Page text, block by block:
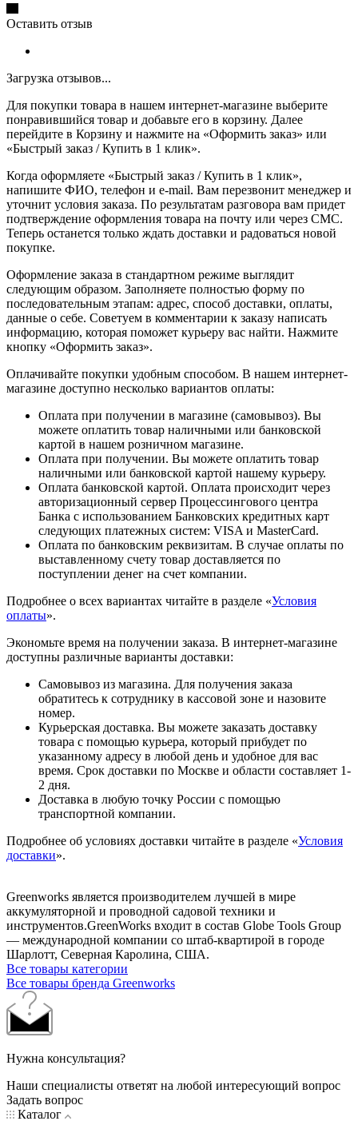
Оставить отзыв
Загрузка отзывов...
Для покупки товара в нашем интернет-магазине выберите
понравившийся товар и добавьте его в корзину. Далее
перейдите в Корзину и нажмите на «Оформить заказ» или
«Быстрый заказ / Купить в 1 клик».
Когда оформляете «Быстрый заказ / Купить в 1 клик»,
напишите ФИО, телефон и e-mail. Вам перезвонит менеджер и
уточнит условия заказа. По результатам разговора вам придет
подтверждение оформления товара на почту или через СМС.
Теперь останется только ждать доставки и радоваться новой
покупке.
Оформление заказа в стандартном режиме выглядит
следующим образом. Заполняете полностью форму по
последовательным этапам: адрес, способ доставки, оплаты,
данные о себе. Советуем в комментарии к заказу написать
информацию, которая поможет курьеру вас найти. Нажмите
кнопку «Оформить заказ».
Оплачивайте покупки удобным способом. В нашем интернет-
магазине доступно несколько вариантов оплаты:
Оплата при получении в магазине (самовывоз). Вы
можете оплатить товар наличными или банковской
картой в нашем розничном магазине.
Оплата при получении. Вы можете оплатить товар
наличными или банковской картой нашему курьеру.
Оплата банковской картой. Оплата происходит через
авторизационный сервер Процессингового центра
Банка с использованием Банковских кредитных карт
следующих платежных систем: VISA и MasterCard.
Оплата по банковским реквизитам. В случае оплаты по
выставленному счету товар доставляется по
поступлении денег на счет компании.
Подробнее о всех вариантах читайте в разделе «Условия
оплаты».
Экономьте время на получении заказа. В интернет-магазине
доступны различные варианты доставки:
Самовывоз из магазина. Для получения заказа
обратитесь к сотруднику в кассовой зоне и назовите
номер.
Курьерская доставка. Вы можете заказать доставку
товара с помощью курьера, который прибудет по
указанному адресу в любой день и удобное для вас
время. Срок доставки по Москве и области составляет 1-
2 дня.
Доставка в любую точку России с помощью
транспортной компании.
Подробнее об условиях доставки читайте в разделе «Условия
доставки».
Greenworks является производителем лучшей в мире
аккумуляторной и проводной садовой техники и
инструментов.GreenWorks входит в состав Globe Tools Group
— международной компании со штаб-квартирой в городе
Шарлотт, Северная Каролина, США.
Все товары категории
Все товары бренда Greenworks
Нужна консультация?
Наши специалисты ответят на любой интересующий вопрос
Задать вопрос
Каталог